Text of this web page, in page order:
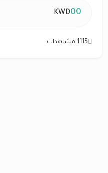
00
KWD
1115 مشاهدات